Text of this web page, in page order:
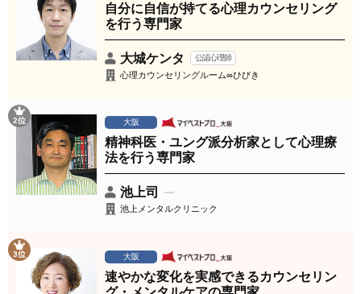
自分に自信が持てる心理カウンセリング
を行う専門家
大城ケンタ 公認心理師
心理カウンセリングルーム∞ひびき
2位 大阪
精神科医・ユング派分析家として心理療
法を行う専門家
池上司
池上メンタルクリニック
3位 大阪
速やかな変化を実感できるカウンセリン